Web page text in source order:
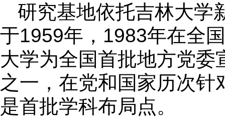
研究基地依托吉林大学
于1959年，1983年在全
大学为全国首批地方党
之一，在党和国家历次
是首批学科布局点。